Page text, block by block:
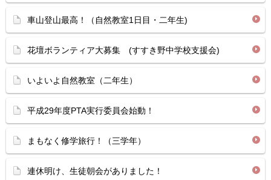
車山登山最高！（自然教室1日目・二年生)
花壇ボランティア大募集 (すすき野中学校支援会)
いよいよ自然教室（二年生）
平成29年度PTA実行委員会始動！
まもなく修学旅行！（三学年）
連休明け、生徒朝会がありました！